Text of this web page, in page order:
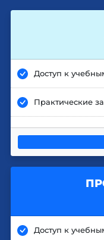
Доступ к
Практические
Доступ к